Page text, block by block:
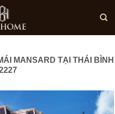
MANSARD TẠI THÁI BÌNH